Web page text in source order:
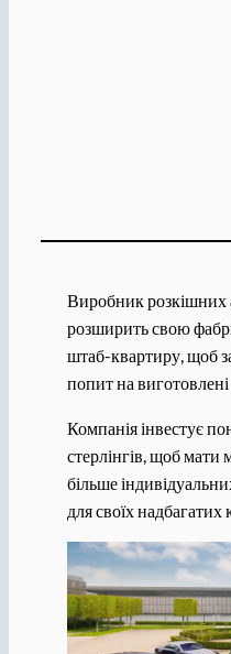
Виробник розкішних
розширить свою
штаб-квартиру, щоб
попит на
Компанія інвестує
стерлінгів, щоб мати
більше
для своїх надбагатих